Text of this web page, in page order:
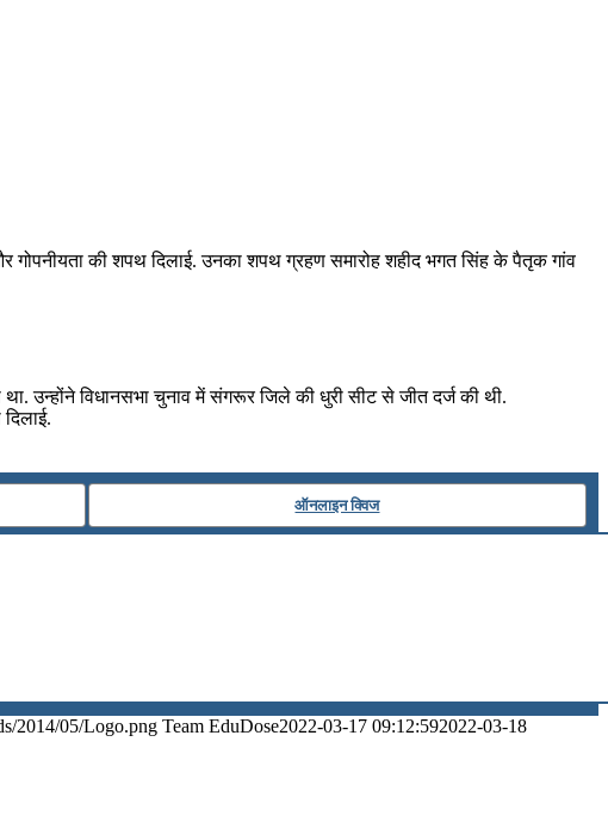
गोपनीयता की शपथ दिलाई. उनका शपथ ग्रहण समारोह शहीद भगत सिंह के पैतृक गांव
उन्‍होंने विधानसभा चुनाव में संगरूर जिले की धुरी सीट से जीत दर्ज की थी.
ऑनलाइन क्विज
2014/05/Logo.png Team EduDose2022-03-17 09:12:592022-03-18